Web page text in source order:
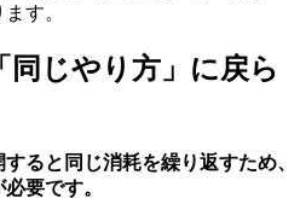
す。
じやり方」に戻ら
ると同じ消耗を繰り返すため、
要です。